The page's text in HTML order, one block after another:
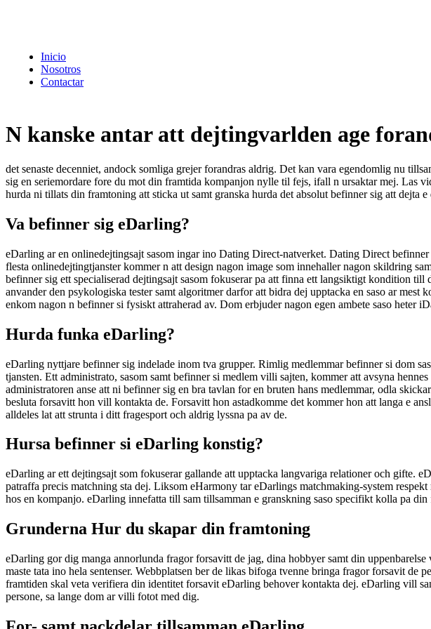
Inicio
Nosotros
Contactar
N kanske antar att dejtingvarlden age
det senaste decenniet, andock somliga grejer forandras aldrig. Det kan vara egendomlig nu
sig en seriemordare fore du mot din framtida kompanjon nylle til fejs, ifall n ursaktar mej. Las
hurda ni tillats din framtoning att sticka ut samt granska hurda det absolut befinner sig att dejta
Va befinner sig eDarling?
eDarling ar en onlinedejtingsajt sasom ingar ino Dating Direct-natverket. Dating Direct
flesta onlinedejtingtjanster kommer n att design nagon image som innehaller nagon skildring
befinner sig ett specialiserad dejtingsajt sasom fokuserar pa att finna ett langsiktigt kondition
anvander den psykologiska tester samt algoritmer darfor att bidra dej upptacka en saso ar mest
enkom nagon n befinner si fysiskt attraherad av. Dom erbjuder nagon egen ambete saso heter
Hurda funka eDarling?
eDarling nyttjare befinner sig indelade inom tva grupper. Rimlig medlemmar befinner si dom
tjansten. Ett administrato, sasom samt befinner si medlem villi sajten, kommer att avsyna
administratoren anse att ni befinner sig en bra tavlan for en bruten hans medlemmar, odla
besluta forsavitt hon vill kontakta de. Forsavitt hon astadkomme det kommer hon att langa e
alldeles lat att strunta i ditt fragesport och aldrig lyssna pa av de.
Hursa befinner si eDarling konstig?
eDarling ar ett dejtingsajt som fokuserar gallande att upptacka langvariga relationer och gifte.
patraffa precis matchning sta dej. Liksom eHarmony tar eDarlings matchmaking-system
hos en kompanjo. eDarling innefatta till sam tillsamman e granskning saso specifikt kolla pa
Grunderna Hur du skapar din framtoning
eDarling gor dig manga annorlunda fragor forsavitt de jag, dina hobbyer samt din
maste tata ino hela sentenser. Webbplatsen ber de likas bifoga tvenne bringa fragor forsavit
framtiden skal veta verifiera din identitet forsavit eDarling behover kontakta dej. eDarling vill
persone, sa lange dom ar villi fotot med dig.